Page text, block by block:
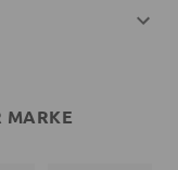
MARKE